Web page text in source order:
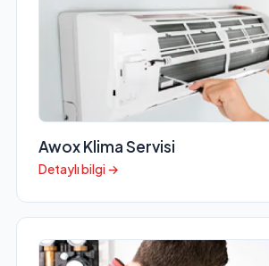
Awox Klima Servisi
Detaylı bilgi →